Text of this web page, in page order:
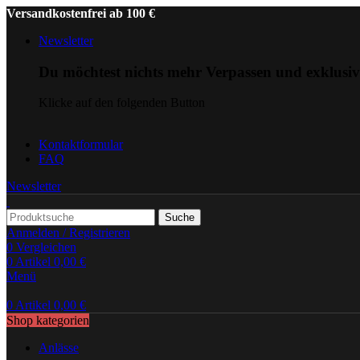
Versandkostenfrei ab 100 €
Newsletter
Kontaktformular
FAQ
Newsletter
Suche
Anmelden / Registrieren
0 Vergleichen
0Artikel 0,00 €
Menü
0Artikel 0,00 €
Shop kategorien
Anlässe